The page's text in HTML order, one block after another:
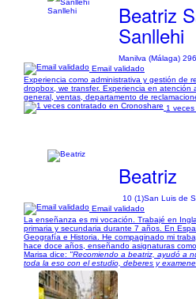
Beatriz
Sanllehi
Manilva (Málaga)
Email validado
Experiencia como administrativa y gestión de
dropbox, we transfer. Experiencia en atención
general, ventas, departamento de
1
Beatriz
10 (1)San Luis de
Email validado
La enseñanza es mi vocación. Trabajé en
primaria y secundaria durante 7 años. En
Geografía e Historia. He compaginado mi
hace doce años, enseñando asignaturas
Marisa dice: "Recomiendo a beatriz, ayudó a
toda la eso con el estudio, deberes y